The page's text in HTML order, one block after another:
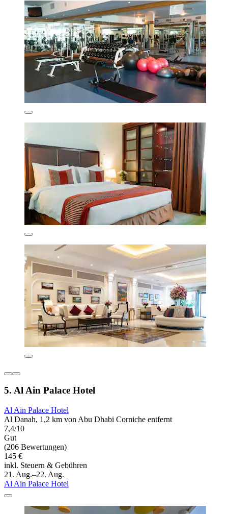
5. Al Ain Palace Hotel
Al Ain Palace Hotel
Al Danah, 1,2 km von Abu Dhabi Corniche entfernt
7,4/10
Gut
(206 Bewertungen)
145 €
inkl. Steuern & Gebühren
21. Aug.–22. Aug.
Al Ain Palace Hotel